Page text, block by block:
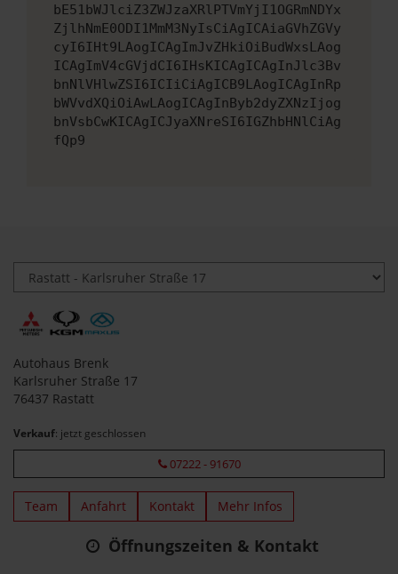
bE51bWJlciZ3ZWJzaXRlPTVmYjI1OGRmNDYx
ZjlhNmE0ODI1MmM3NyIsCiAgICAiaGVhZGVy
cyI6IHt9LAogICAgImJvZHkiOiBudWxsLAog
ICAgImV4cGVjdCI6IHsKICAgICAgInJlc3Bv
bnNlVHlwZSI6ICIiCiAgICB9LAogICAgInRp
bWVvdXQiOiAwLAogICAgInByb2dyZXNzIjog
bnVsbCwKICAgICJyaXNreSI6IGZhbHNlCiAg
fQp9
Autohaus Brenk
Karlsruher Straße 17
76437 Rastatt
Verkauf: jetzt geschlossen
07222 - 91670
Team Anfahrt Kontakt Mehr Infos
Öffnungszeiten & Kontakt